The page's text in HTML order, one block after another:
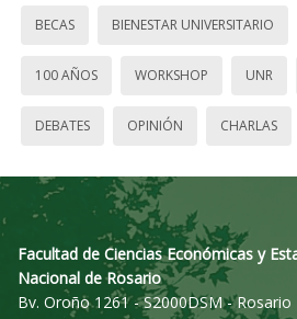
BECAS BIENESTAR UNIVERSITARIO
100 AÑOS WORKSHOP UNR
DEBATES OPINIÓN CHARLAS
Facultad de Ciencias Económicas y
Nacional de Rosario
Bv. Oroño 1261 - S2000DSM - Rosario